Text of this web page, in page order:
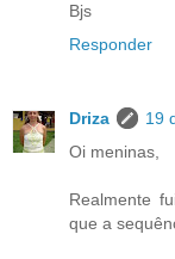
Bjs
Responder
Driza
19
Oi meninas,
Realmente
que a